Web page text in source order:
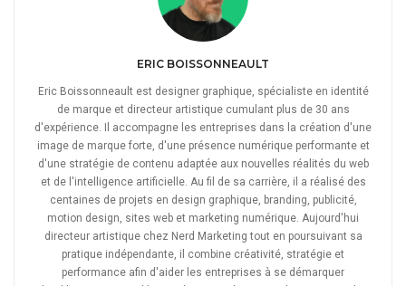
ERIC BOISSONNEAULT
Eric Boissonneault est designer graphique, spécialiste en identité
de marque et directeur artistique cumulant plus de 30 ans
d'expérience. Il accompagne les entreprises dans la création d'une
image de marque forte, d'une présence numérique performante et
d'une stratégie de contenu adaptée aux nouvelles réalités du web
et de l'intelligence artificielle. Au fil de sa carrière, il a réalisé des
centaines de projets en design graphique, branding, publicité,
motion design, sites web et marketing numérique. Aujourd'hui
directeur artistique chez Nerd Marketing tout en poursuivant sa
pratique indépendante, il combine créativité, stratégie et
performance afin d'aider les entreprises à se démarquer